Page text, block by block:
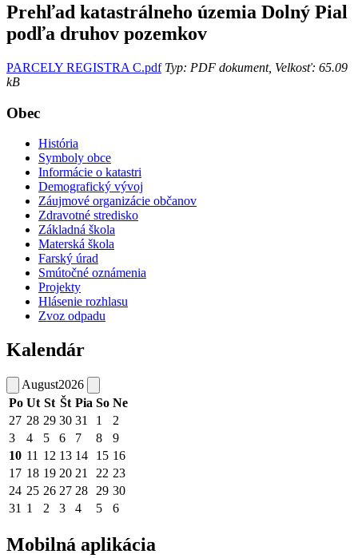
Prehľad katastrálneho územia Dolný Pial
podľa druhov pozemkov
PARCELY REGISTRA C.pdfTyp: PDF dokument, Velkosť: 65.09
kB
Obec
História
Symboly obce
Informácie o katastri
Demografický vývoj
Záujmové organizácie občanov
Zdravotné stredisko
Základná škola
Materská škola
Farský úrad
Smútočné oznámenia
Projekty
Hlásenie rozhlasu
Zvoz odpadu
Kalendár
August2026
Po Ut St Št Pia So Ne
27 28 29 30 31 1
2
3
4 5 6 7 8
9
10 11 12 13 14 15 16
17 18 19 20 21 22 23
24 25 26 27 28 29 30
31 1 2 3 4 5 6
Mobilná aplikácia